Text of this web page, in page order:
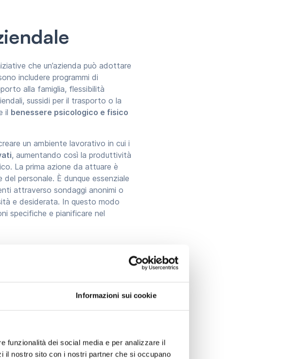
Informazioni sui cookie
funzionalità dei social media e per analizzare il
il nostro sito con i nostri partner che si occupano
che un’azienda può adottare
includere programmi di
alla famiglia, flessibilità
sussidi per il trasporto o la
il benessere psicologico e fisico
un ambiente lavorativo in cui i
, aumentando così la produttività
La prima azione da attuare è
personale. È dunque essenziale
attraverso sondaggi anonimi o
e desiderata. In questo modo
specifiche e pianificare nel
diverse strategie vincenti.